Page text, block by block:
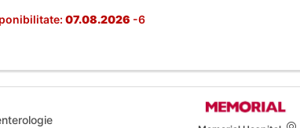
07.08.2026 -6